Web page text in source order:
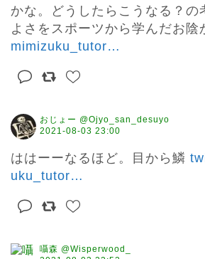
かな。どうしたらこうなる？の
よさをスポーツから学んだお陰
mimizuku_tutor…
おじょー @Ojyo_san_desuyo
2021-08-03 23:00
ははーーなるほど。目から鱗
uku_tutor…
囁森 @Wisperwood_